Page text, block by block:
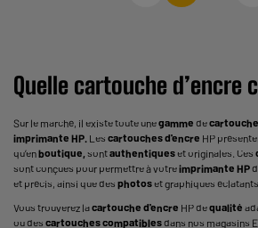
Quelle cartouche d’encre
Sur le marché, il existe toute unegamme de
imprimante HP. Les cartouches d'encre HP
qu’enboutique,sontauthentiqueset originales. Ces
sont conçues pour permettre à votreimprimante HP
et précis, ainsi que des photoset graphiques
Vous trouverez lacartouche d'encre HP dequalité
ou des cartouches compatiblesdans nos magasins